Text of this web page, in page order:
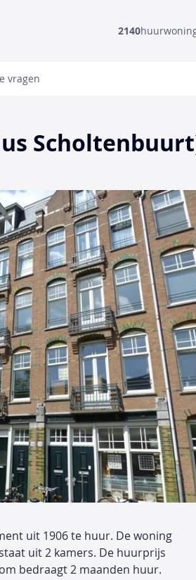
2140
vragen
uit 1906 te huur. De woning
uit 2 kamers. De huurprijs
bedraagt 2 maanden huur.